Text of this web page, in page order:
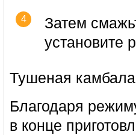
Затем
установите
Тушеная камбала
Благодаря
в конце